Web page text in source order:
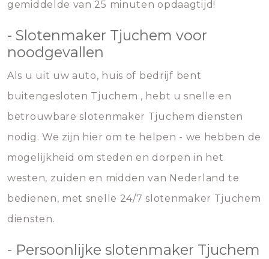
gemiddelde van 25 minuten opdaagtijd!
- Slotenmaker Tjuchem voor
noodgevallen
Als u uit uw auto, huis of bedrijf bent
buitengesloten Tjuchem , hebt u snelle en
betrouwbare slotenmaker Tjuchem diensten
nodig. We zijn hier om te helpen - we hebben de
mogelijkheid om steden en dorpen in het
westen, zuiden en midden van Nederland te
bedienen, met snelle 24/7 slotenmaker Tjuchem
diensten.
- Persoonlijke slotenmaker Tjuchem